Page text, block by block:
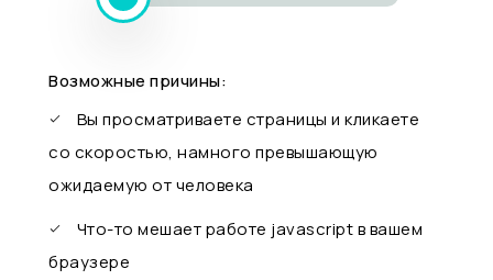
Возможные причины:
Вы просматриваете страницы и кликаете
со скоростью, намного превышающую
ожидаемую от человека
Что-то мешает работе javascript в вашем
браузере